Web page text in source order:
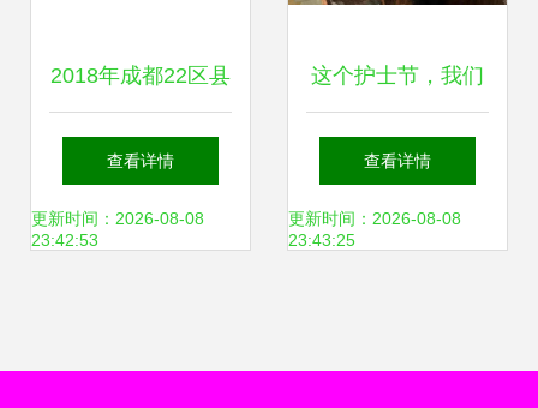
2018年成都22区县
人均可支配收入排
名揭晓，你的家乡
查看详情
更新时间：2026-08-08
23:42:53
这个护士节，我们
这样过 宝鸡市人民
医院与蛇口人民医
查看详情
更新时间：2026-08-08
23:43:25